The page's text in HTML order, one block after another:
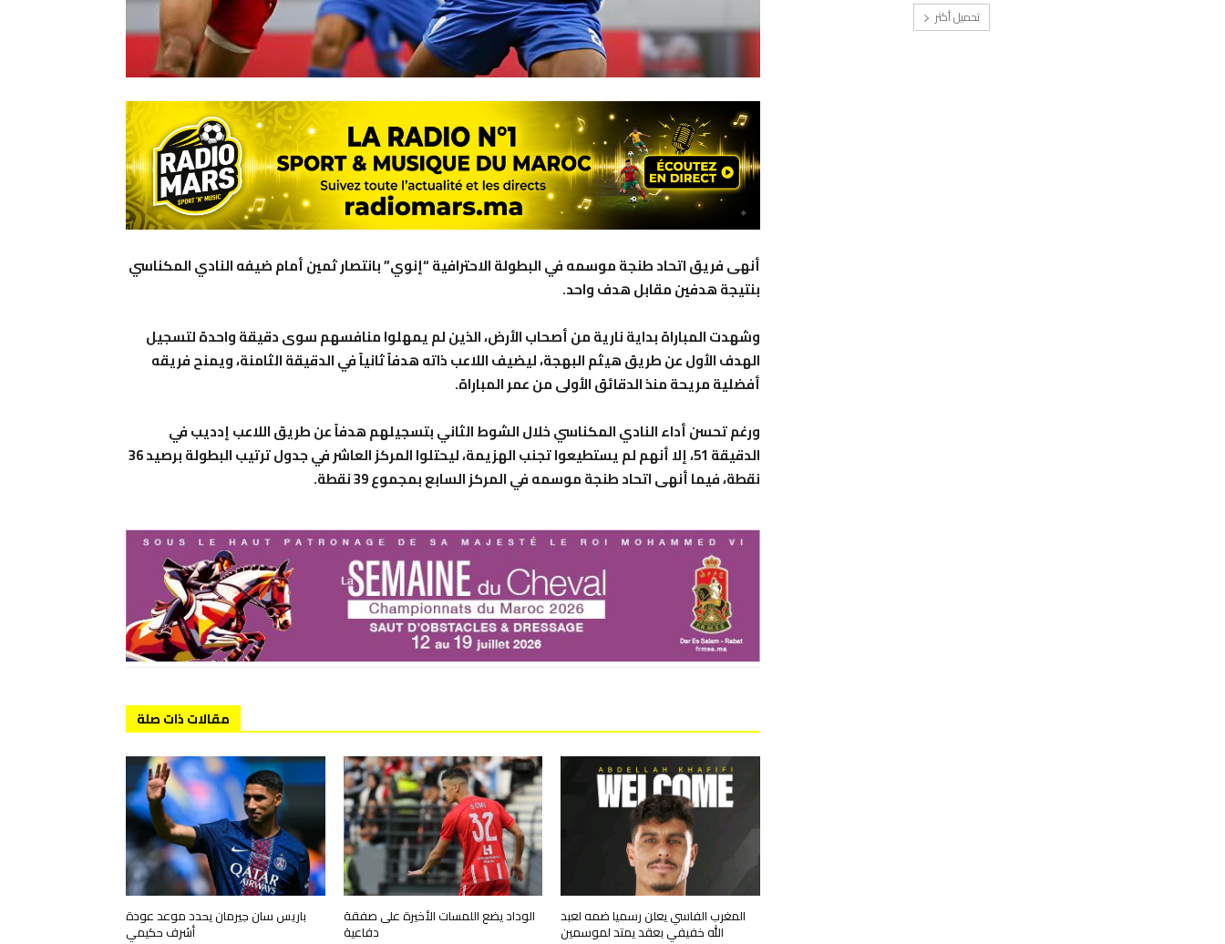
أنهى فريق اتحاد طنجة موسمه في البطولة الاحترافية “إنوي” بانتصار ثمين أمام ضيفه النادي المكناسي
بنتيجة هدفين مقابل هدف واحد.
وشهدت المباراة بداية نارية من أصحاب الأرض، الذين لم يمهلوا منافسهم سوى دقيقة واحدة لتسجيل
الهدف الأول عن طريق هيثم البهجة، ليضيف اللاعب ذاته هدفاً ثانياً في الدقيقة الثامنة، ويمنح فريقه
أفضلية مريحة منذ الدقائق الأولى من عمر المباراة.
ورغم تحسن أداء النادي المكناسي خلال الشوط الثاني بتسجيلهم هدفاً عن طريق اللاعب إدديب في
الدقيقة 51، إلا أنهم لم يستطيعوا تجنب الهزيمة، ليحتلوا المركز العاشر في جدول ترتيب البطولة برصيد 36
نقطة، فيما أنهى اتحاد طنجة موسمه في المركز السابع بمجموع 39 نقطة.
مقالات ذات صلة
المغرب الفاسي يعلن رسميا ضمه لعبد
الله خفيفي بعقد يمتد لموسمين
الوداد يضع اللمسات الأخيرة على صفقة
دفاعية
باريس سان جيرمان يحدد موعد عودة
أشرف حكيمي
تحميل أكثر